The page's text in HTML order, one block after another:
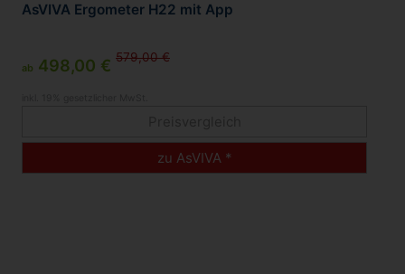
AsVIVA Ergometer H22 mit App
ab 498,00 € 579,00 €
zu AsVIVA *